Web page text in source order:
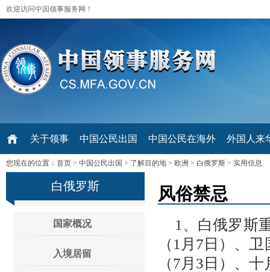
欢迎访问中国领事服务网！
关于领事 中国公民出国 中国公民在海外 外国人来
您现在的位置： 首页 > 中国公民出国 > 了解目的地 > 欧洲 > 白俄罗斯 > 实用信息
白俄罗斯
国家概况
入境居留
风俗禁忌
1、白俄罗斯
（1月7日）、
（7月3日）、